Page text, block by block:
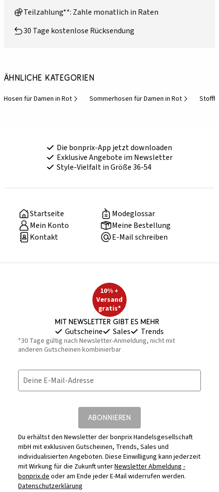
Teilzahlung**: Zahle monatlich in Raten
30 Tage kostenlose Rücksendung
Ähnliche Kategorien
Hosen für Damen in Rot Sommerhosen für Damen in Rot
Die bonprix-App jetzt downloaden
Exklusive Angebote im Newsletter
Style-Vielfalt in Größe 36-54
Startseite
Modeglossar
Mein Konto
Meine Bestellung
Kontakt
E-Mail schreiben
10% +
Versand
gratis*
Mit Newsletter gibt es mehr
Gutscheine Sales Trends
*30 Tage gültig nach Newsletter-Anmeldung, nicht mit
anderen Gutscheinen kombinierbar
Deine E-Mail-Adresse
ABONNIEREN
Du erhältst den Newsletter der bonprix Handelsgesellschaft
mbH mit exklusiven Gutscheinen, Trends, Sales und
individualisierten Angeboten. Diese Einwilligung kann jederzeit
mit Wirkung für die Zukunft unterNewsletter Abmeldung -
bonprix.deoder am Ende jeder E-Mail widerrufen werden.
Datenschutzerklärung